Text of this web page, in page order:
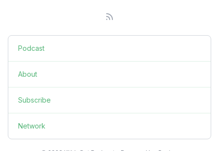
Podcast
About
Subscribe
Network